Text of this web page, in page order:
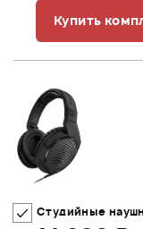
Купить
Студийные